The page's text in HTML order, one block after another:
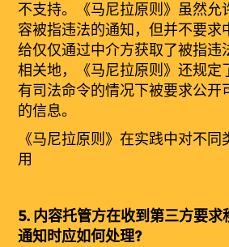
不支持。《马尼拉原则》虽然允
容被指违法的通知，但并不要求
给仅仅通过中介方获取了被指违
相关地，《马尼拉原则》还规定
有司法命令的情况下被要求公开
的信息。
《马尼拉原则》在实践中对不同
用
5. 内容托管方在收到第三方要求
通知时应如何处理?